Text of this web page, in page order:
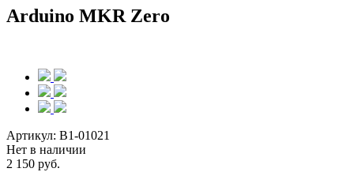
Arduino MKR Zero
Артикул: B1-01021
Нет в наличии
2 150 руб.